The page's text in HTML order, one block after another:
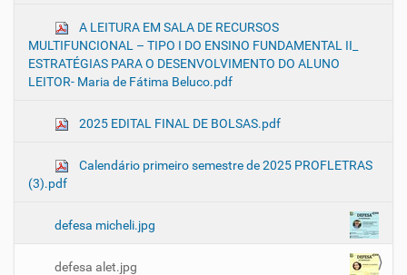
A LEITURA EM SALA DE RECURSOS
MULTIFUNCIONAL – TIPO I DO ENSINO FUNDAMENTAL II_
ESTRATÉGIAS PARA O DESENVOLVIMENTO DO ALUNO
LEITOR- Maria de Fátima Beluco.pdf
2025 EDITAL FINAL DE BOLSAS.pdf
Calendário primeiro semestre de 2025 PROFLETRAS
(3).pdf
defesa micheli.jpg
defesa alet.jpg